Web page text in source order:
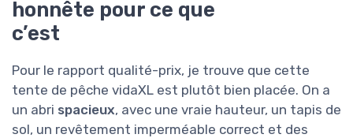
honnête pour ce que
c’est
Pour le rapport qualité-prix, je trouve que cette
tente de pêche vidaXL est plutôt bien placée. On a
un abri spacieux, avec une vraie hauteur, un tapis de
sol, un revêtement imperméable correct et des